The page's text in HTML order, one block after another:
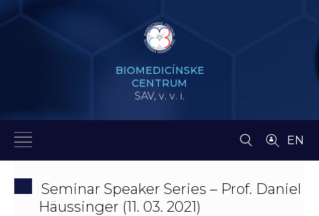
BIOMEDICÍNSKE
CENTRUM
SAV, v. v. i.
EN
Seminar Speaker Series – Prof. Daniel
Häussinger (11. 03. 2021)